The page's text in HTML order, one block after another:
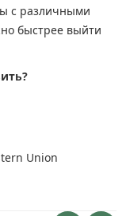
с различными
быстрее выйти
Union